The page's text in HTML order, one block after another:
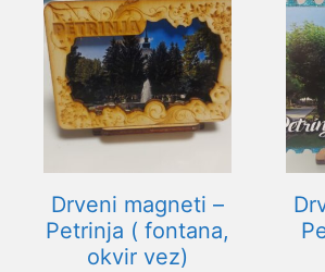
Drveni magneti –
Petrinja ( fontana,
okvir vez)